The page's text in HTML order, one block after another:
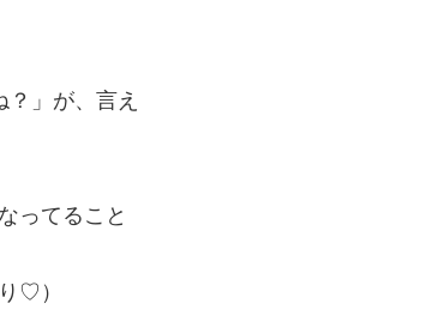
」が、言え
ってること
♡）